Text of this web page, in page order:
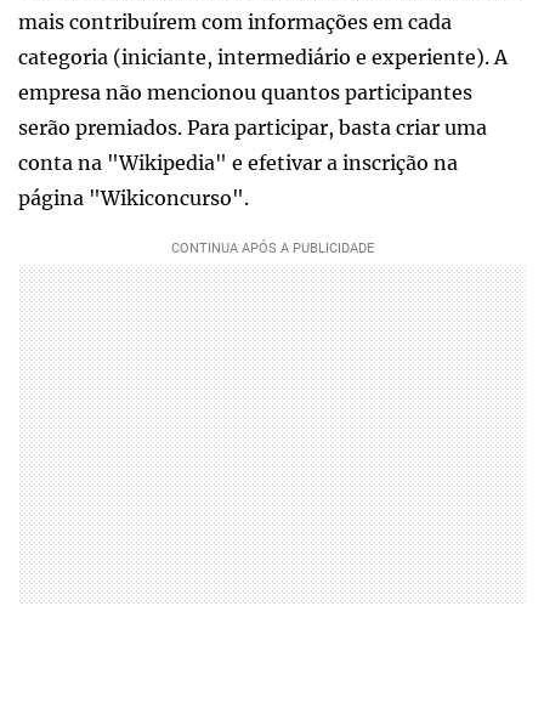
mais contribuírem com informações em cada
categoria (iniciante, intermediário e experiente). A
empresa não mencionou quantos participantes
serão premiados. Para participar, basta criar uma
conta na "Wikipedia" e efetivar a inscrição na
página "Wikiconcurso".